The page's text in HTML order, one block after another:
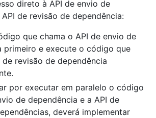
direto à API de envio de
de revisão de dependência:
que chama o API de envio de
primeiro e execute o código que
de revisão de dependência
por executar em paralelo o código
de dependência e a API de
deverá implementar